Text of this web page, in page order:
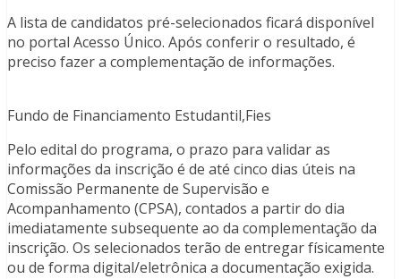
A lista de candidatos pré-selecionados ficará disponível
no portal Acesso Único. Após conferir o resultado, é
preciso fazer a complementação de informações.
Fundo de Financiamento Estudantil,Fies
Pelo edital do programa, o prazo para validar as
informações da inscrição é de até cinco dias úteis na
Comissão Permanente de Supervisão e
Acompanhamento (CPSA), contados a partir do dia
imediatamente subsequente ao da complementação da
inscrição. Os selecionados terão de entregar físicamente
ou de forma digital/eletrônica a documentação exigida.